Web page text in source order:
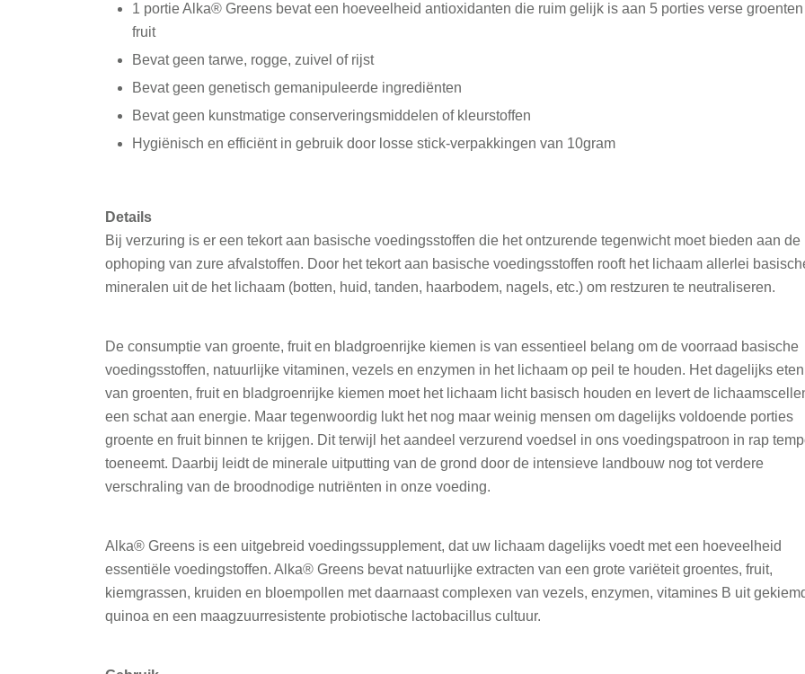
1 portie Alka® Greens bevat een hoeveelheid antioxidanten die ruim gelijk is aan 5 porties verse
fruit
Bevat geen tarwe, rogge, zuivel of rijst
Bevat geen genetisch gemanipuleerde ingrediënten
Bevat geen kunstmatige conserveringsmiddelen of kleurstoffen
Hygiënisch en efficiënt in gebruik door losse stick-verpakkingen van 10gram
Details
Bij verzuring is er een tekort aan basische voedingsstoffen die het ontzurende tegenwicht moet bieden aan de
ophoping van zure afvalstoffen. Door het tekort aan basische voedingsstoffen rooft het lichaam allerlei
mineralen uit de het lichaam (botten, huid, tanden, haarbodem, nagels, etc.) om restzuren te neutraliseren.
De consumptie van groente, fruit en bladgroenrijke kiemen is van essentieel belang om de voorraad basische
voedingsstoffen, natuurlijke vitaminen, vezels en enzymen in het lichaam op peil te houden. Het dagelijks eten
van groenten, fruit en bladgroenrijke kiemen moet het lichaam licht basisch houden en levert de
een schat aan energie. Maar tegenwoordig lukt het nog maar weinig mensen om dagelijks voldoende porties
groente en fruit binnen te krijgen. Dit terwijl het aandeel verzurend voedsel in ons voedingspatroon in rap
toeneemt. Daarbij leidt de minerale uitputting van de grond door de intensieve landbouw nog tot verdere
verschraling van de broodnodige nutriënten in onze voeding.
Alka® Greens is een uitgebreid voedingssupplement, dat uw lichaam dagelijks voedt met een hoeveelheid
essentiële voedingstoffen. Alka® Greens bevat natuurlijke extracten van een grote variëteit groentes, fruit,
kiemgrassen, kruiden en bloempollen met daarnaast complexen van vezels, enzymen, vitamines B uit
quinoa en een maagzuurresistente probiotische lactobacillus cultuur.